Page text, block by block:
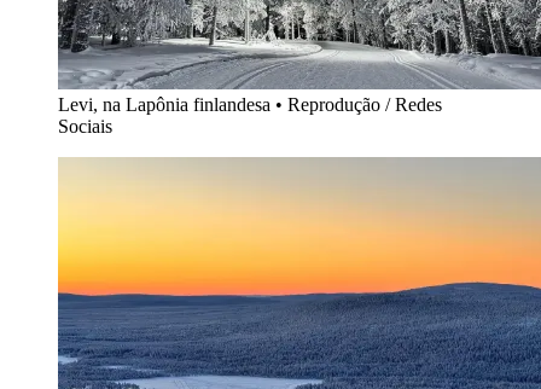
Levi, na Lapônia finlandesa • Reprodução / Redes
Sociais